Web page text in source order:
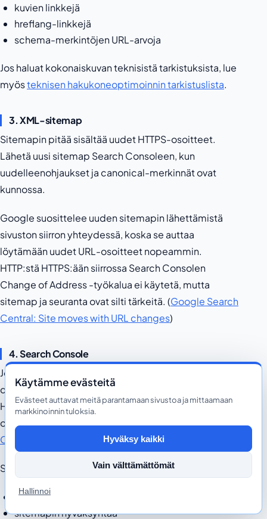
kuvien linkkejä
hreflang-linkkejä
schema-merkintöjen URL-arvoja
Jos haluat kokonaiskuvan teknisistä tarkistuksista, lue
myösteknisen hakukoneoptimoinnin tarkistuslista.
3. XML-sitemap
Sitemapin pitää sisältää uudet HTTPS-osoitteet.
Lähetä uusi sitemap Search Consoleen, kun
uudelleenohjaukset ja canonical-merkinnät ovat
kunnossa.
Google suosittelee uuden sitemapin lähettämistä
sivuston siirron yhteydessä, koska se auttaa
löytämään uudet URL-osoitteet nopeammin.
HTTP:stä HTTPS:ään siirrossa Search Consolen
Change of Address -työkalua ei käytetä, mutta
sitemap ja seuranta ovat silti tärkeitä. (Google Search
Central: Site moves with URL changes)
4. Search Console
Jos sinulla on Domain-omaisuus, se kattaa saman
domainin alidomainit, polut ja protokollat, kuten
HTTP- ja HTTPS-versiot. Jos käytät URL-prefix-
omaisuutta, vahvista HTTPS-versio erikseen. (Search
Console Help: Add a website property
Seuraa muutoksen jälkeen:
indeksoitujen URL-osoitteiden määrää
sitemapin hyväksyntää
Käytämme evästeitä
Evästeet auttavat meitä parantamaan sivustoa ja mittaamaan
markkinoinnin tuloksia.
Hyväksy kaikki
Vain välttämättömät
Hallinnoi